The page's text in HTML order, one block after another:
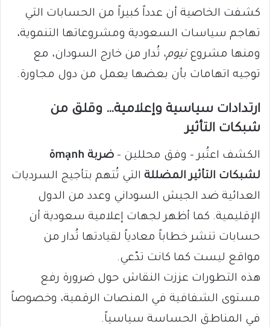
كشفت الخاصية أن عدداً كبيراً من الحسابات التي
تهاجم سياسات السعودية ومشروعاتها التنموية،
ومنها مشروع نيوم، تُدار من خارج السودان، مع
توجيه اتهامات بأن بعضها يعمل من دول مجاورة.
ارتدادات سياسية وإعلامية… وقلق من
شبكات التأثير
الكشف اعتُبر – وفق محللين –
ضربة mạnhة
لشبكات التأثير المضللة التي تُتهم بتأجيج السرديات
العدائية ضد الجيش السوداني وعدد من الدول
الإقليمية. كما أظهر لجهات إعلامية سعودية أن
حسابات تنشر خطاباً معادياً لقيادتها تُدار من
مواقع ليست كما كانت تدّعي.
هذه التطورات عززت النقاش حول ضرورة رفع
مستوى الشفافية في المنصات الرقمية، وخصوصاً
في المناطق الحساسة سياسياً.